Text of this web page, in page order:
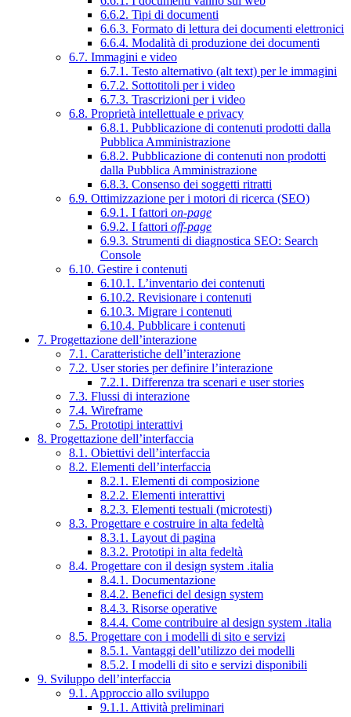
6.6.2. Tipi di documenti
6.6.3. Formato di lettura dei documenti elettronici
6.6.4. Modalità di produzione dei documenti
6.7. Immagini e video
6.7.1. Testo alternativo (alt text) per le immagini
6.7.2. Sottotitoli per i video
6.7.3. Trascrizioni per i video
6.8. Proprietà intellettuale e privacy
6.8.1. Pubblicazione di contenuti prodotti dalla
Pubblica Amministrazione
6.8.2. Pubblicazione di contenuti non prodotti
dalla Pubblica Amministrazione
6.8.3. Consenso dei soggetti ritratti
6.9. Ottimizzazione per i motori di ricerca (SEO)
6.9.1. I fattori on-page
6.9.2. I fattori off-page
6.9.3. Strumenti di diagnostica SEO: Search
Console
6.10. Gestire i contenuti
6.10.1. L’inventario dei contenuti
6.10.2. Revisionare i contenuti
6.10.3. Migrare i contenuti
6.10.4. Pubblicare i contenuti
7. Progettazione dell’interazione
7.1. Caratteristiche dell’interazione
7.2. User stories per definire l’interazione
7.2.1. Differenza tra scenari e user stories
7.3. Flussi di interazione
7.4. Wireframe
7.5. Prototipi interattivi
8. Progettazione dell’interfaccia
8.1. Obiettivi dell’interfaccia
8.2. Elementi dell’interfaccia
8.2.1. Elementi di composizione
8.2.2. Elementi interattivi
8.2.3. Elementi testuali (microtesti)
8.3. Progettare e costruire in alta fedeltà
8.3.1. Layout di pagina
8.3.2. Prototipi in alta fedeltà
8.4. Progettare con il design system .italia
8.4.1. Documentazione
8.4.2. Benefici del design system
8.4.3. Risorse operative
8.4.4. Come contribuire al design system .italia
8.5. Progettare con i modelli di sito e servizi
8.5.1. Vantaggi dell’utilizzo dei modelli
8.5.2. I modelli di sito e servizi disponibili
9. Sviluppo dell’interfaccia
9.1. Approccio allo sviluppo
9.1.1. Attività preliminari